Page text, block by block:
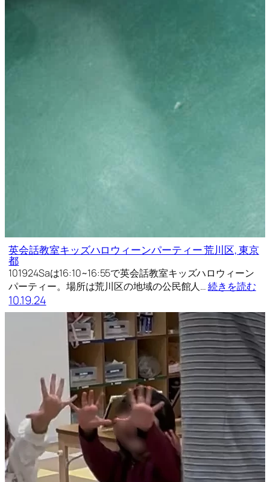
英会話教室キッズハロウィーンパーティー 荒川区, 東京
都
101924Saは16:10~16:55で英会話教室キッズハロウィーン
パーティー。場所は荒川区の地域の公民館人…続きを読む
10.19.24